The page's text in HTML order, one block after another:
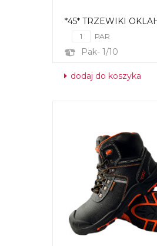
*45* TRZEWIKI
PAR
Pak- 1/10
dodaj do koszyka